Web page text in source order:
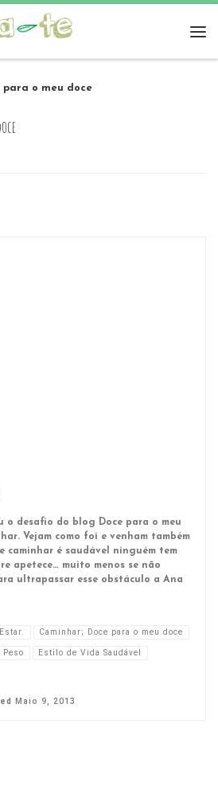
para o meu doce
o desafio do blog Doce para o meu
Vejam como foi e venham também
caminhar é saudável ninguém tem
apetece… muito menos se não
ultrapassar esse obstáculo a Ana
Caminhar; Doce para o meu doce
Estilo de Vida Saudável
Maio 9, 2013